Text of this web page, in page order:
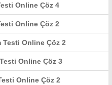
Online Çöz 4
Online Çöz 2
Testi Online Çöz 2
Online Çöz 3
Online Çöz 2